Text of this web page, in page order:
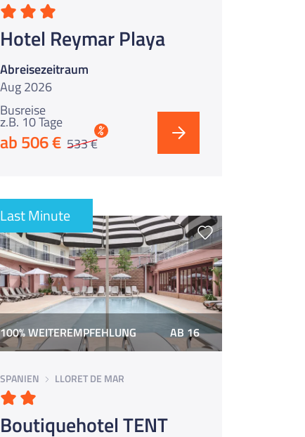
Hotel Reymar Playa
Abreisezeitraum
Aug 2026
Busreise
z.B. 10 Tage
ab 506 € 533 €
%
Last Minute
100% WEITEREMPFEHLUNG AB 16
SPANIEN LLORET DE MAR
Boutiquehotel TENT